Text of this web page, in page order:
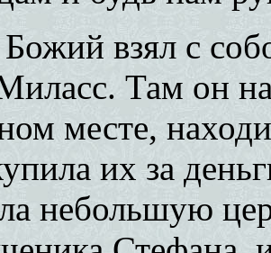
взял с
Там он
месте,
их за
небольшую